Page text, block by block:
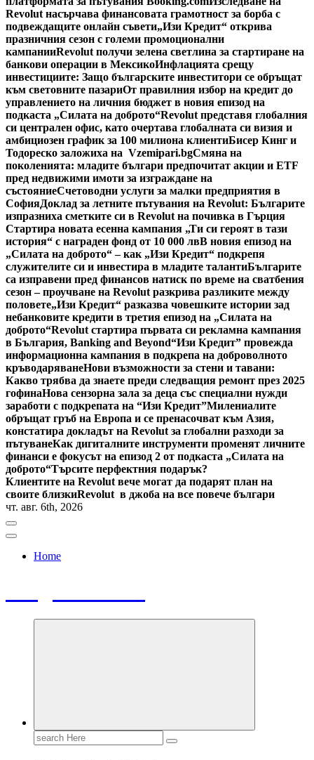
Revolut насърчава финансовата грамотност за борба с
подвеждащите онлайн съвети„Изи Кредит“ открива
празничния сезон с големи промоционални
кампанииRevolut получи зелена светлина за стартиране на
банкови операции в МексикоИнфлацията срещу
инвестициите: Защо българските инвеститори се обръщат
към световните пазариОт правилния избор на кредит до
управлението на личния бюджет в новия епизод на
подкаста „Силата на доброто“Revolut представя глобалния
си централен офис, като очертава глобалната си визия и
амбициозен график за 100 милиона клиентиБисер Кинг и
Тодореско заложиха на Vzemipari.bgСмяна на
поколенията: младите българи предпочитат акции и ETF
пред недвижими имоти за изграждане на
състояниеСчетоводни услуги за малки предприятия в
СофияДоклад за летните пътувания на Revolut: Българите
изпразниха сметките си в Revolut на почивка в Гърция
Стартира новата есенна кампания „Ти си героят в тази
история“ с награден фонд от 10 000 лвВ новия епизод на
„Силата на доброто“ – как „Изи Кредит“ подкрепя
служителите си и инвестира в младите талантиБългарите
са изправени пред финансов натиск по време на сватбения
сезон – проучване на Revolut разкрива разликите между
половете„Изи Кредит“ разказва човешките истории зад
небанковите кредити в третия епизод на „Силата на
доброто“Revolut стартира първата си рекламна кампания
в България, Banking and Beyond“Изи Кредит” провежда
информационна кампания в подкрепа на доброволното
кръводаряванеНови възможности за стени и тавани:
Какво трябва да знаете преди следващия ремонт през 2025
гофинаНова сензорна зала за деца със специални нужди
заработи с подкрепата на “Изи Кредит”Милениалите
обръщат гръб на Европа и се пренасочват към Азия,
констатира докладът на Revolut за глобални разходи за
пътуванеКак дигиталните инструменти променят личните
финанси е фокусът на епизод 2 от подкаста „Силата на
доброто“Търсите перфектния подарък?
Клиентите на Revolut вече могат да подарят план на
своите близкиRevolut в джоба на все повече българи
чт. авг. 6th, 2026
Home
Search
for: